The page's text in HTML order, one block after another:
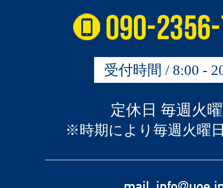
受付時間 / 8:00 -
定休日 毎週火
※時期により毎週火曜